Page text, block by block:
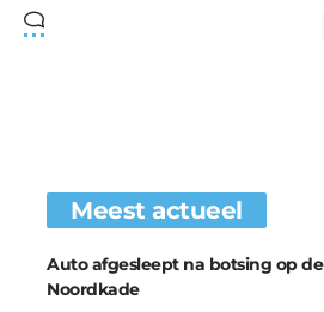
Meest actueel
Auto afgesleept na botsing op de
Noordkade